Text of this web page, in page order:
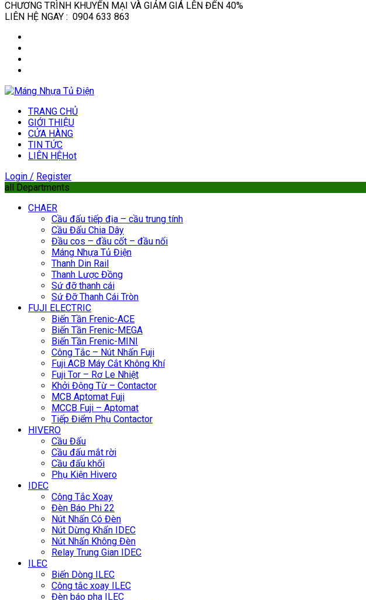
CHƯƠNG TRÌNH KHUYẾN MẠI VÀ GIẢM GIÁ LÊN ĐẾN 40%
LIÊN HỆ NGAY : 0904 633 863
TRANG CHỦ
GIỚI THIỆU
CỬA HÀNG
TIN TỨC
LIÊN HỆHot
Login / Register
all Departments
CHAER
Cầu đấu tiếp địa – cầu trung tính
Cầu Đấu Chia Dây
Đầu cos – đầu cốt – đầu nối
Máng Nhựa Tủ Điện
Thanh Din Rail
Thanh Lược Đồng
Sứ đỡ thanh cái
Sứ Đỡ Thanh Cái Tròn
FUJI ELECTRIC
Biến Tần Frenic-ACE
Biến Tần Frenic-MEGA
Biến Tần Frenic-MINI
Công Tắc – Nút Nhấn Fuji
Fuji ACB Máy Cắt Không Khí
Fuji Tor – Rơ Le Nhiệt
Khởi Động Từ – Contactor
MCB Aptomat Fuji
MCCB Fuji – Aptomat
Tiếp Điểm Phụ Contactor
HIVERO
Cầu Đấu
Cầu đấu mắt rời
Cầu đấu khối
Phụ Kiện Hivero
IDEC
Công Tắc Xoay
Đèn Báo Phi 22
Nút Nhấn Có Đèn
Nút Dừng Khẩn IDEC
Nút Nhấn Không Đèn
Relay Trung Gian IDEC
ILEC
Biến Dòng ILEC
Công tắc xoay ILEC
Đèn báo pha ILEC